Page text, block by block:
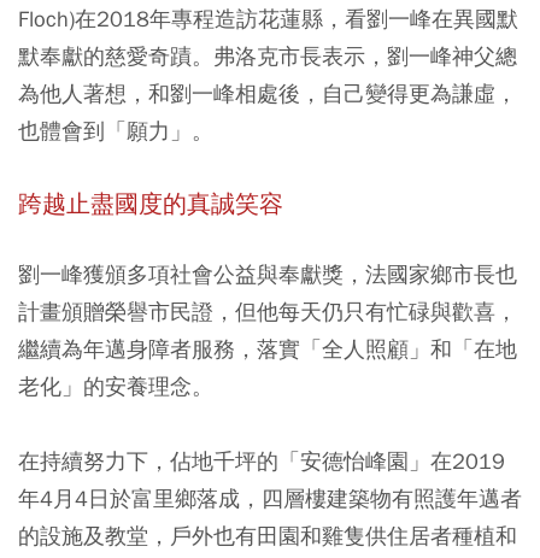
Floch)在2018年專程造訪花蓮縣，看劉一峰在異國默
默奉獻的慈愛奇蹟。弗洛克市長表示，劉一峰神父總
為他人著想，和劉一峰相處後，自己變得更為謙虛，
也體會到「願力」。
跨越止盡國度的真誠笑容
劉一峰獲頒多項社會公益與奉獻獎，法國家鄉市長也
計畫頒贈榮譽市民證，但他每天仍只有忙碌與歡喜，
繼續為年邁身障者服務，落實「全人照顧」和「在地
老化」的安養理念。
在持續努力下，佔地千坪的「安德怡峰園」在2019
年4月4日於富里鄉落成，四層樓建築物有照護年邁者
的設施及教堂，戶外也有田園和雞隻供住居者種植和